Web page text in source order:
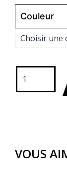
Couleur
VOUS